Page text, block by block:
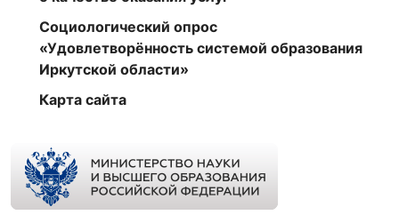
Социологический опрос
«Удовлетворённость системой образования
Иркутской области»
Карта сайта